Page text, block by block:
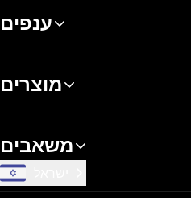
ענפים
מוצרים
משאבים